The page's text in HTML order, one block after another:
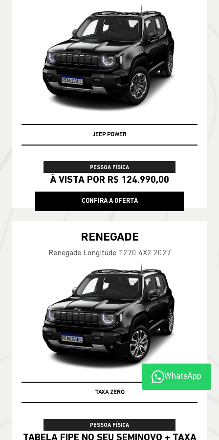
JEEP POWER
PESSOA FÍSICA
À VISTA POR R$ 124.990,00
CONFIRA A OFERTA
RENEGADE
Renegade Longitude T270 4X2 2027
TABELA FIPE
PESSOA FÍSICA
WhatsApp